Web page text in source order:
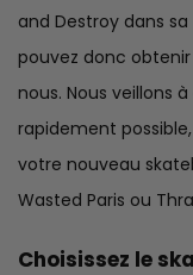
and Destroy dans
pouvez donc
nous. Nous veillons
rapidement
votre nouveau
Wasted Paris ou
Choisissez le